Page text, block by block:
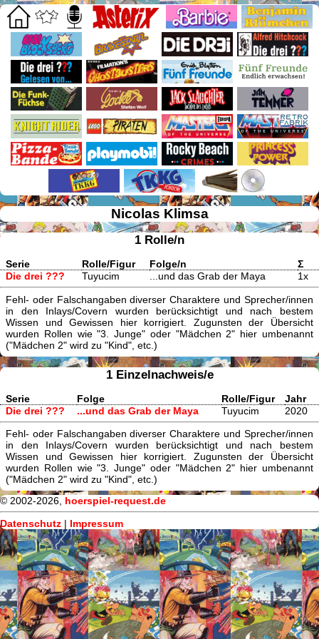
Nicolas Klimsa
1 Rolle/n
Serie Rolle/Figur Folge/n
Σ
Die drei ???
Tuyucim ...und das Grab der Maya 1x
Fehl- oder Falschangaben diverser Charaktere und Sprecher/innen
in den Inlays/Covern wurden berücksichtigt und nach bestem
Wissen und Gewissen hier korrigiert. Zugunsten der Übersicht
wurden Rollen wie "3. Junge" oder "Mädchen 2" hier umbenannt
("Mädchen 2" wird zu "Kind", etc.)
1 Einzelnachweis/e
Serie Folge Rolle/Figur
Jahr
Die drei ???
...und das Grab der Maya Tuyucim 2020
Fehl- oder Falschangaben diverser Charaktere und Sprecher/innen
in den Inlays/Covern wurden berücksichtigt und nach bestem
Wissen und Gewissen hier korrigiert. Zugunsten der Übersicht
wurden Rollen wie "3. Junge" oder "Mädchen 2" hier umbenannt
("Mädchen 2" wird zu "Kind", etc.)
© 2002-2026, hoerspiel-request.de
Datenschutz | Impressum